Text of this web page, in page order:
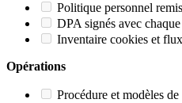
Politique personnel
DPA signés avec
Inventaire cookies et
Opérations
Procédure et modèles